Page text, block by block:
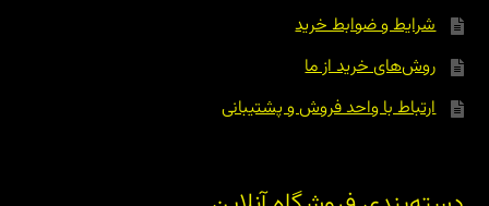
شرایط و ضوابط خرید
روش‌های خرید از ما
ارتباط با واحد فروش و پشتیبانی